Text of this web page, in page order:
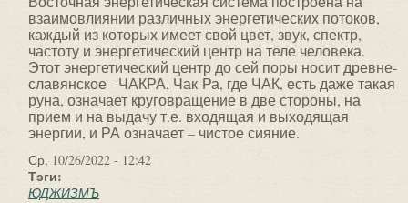
взаимовлиянии различных энергетических потоков,
каждый из которых имеет свой цвет, звук, спектр,
частоту и энергетический центр на теле человека.
Этот энергетический центр до сей поры носит древне-
славянское - ЧАКРА, Чак-Ра, где ЧАК, есть даже такая
руна, означает круговращение в две стороны, на
прием и на выдачу т.е. входящая и выходящая
энергии, и РА означает – чистое сияние.
Ср, 10/26/2022 - 12:42
Тэги:
ЮДЖИЗМЪ